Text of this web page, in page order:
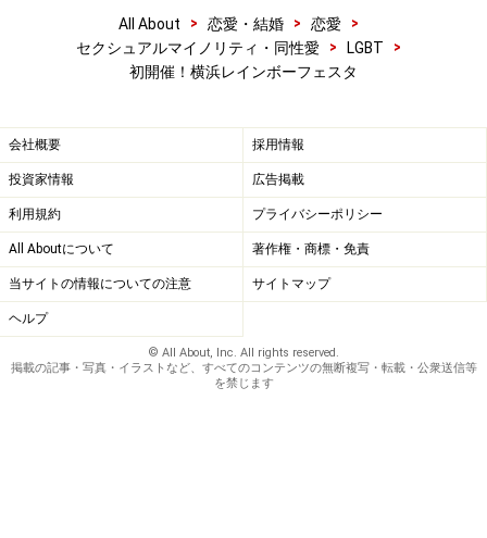
All About > 恋愛・結婚 > 恋愛
>
セクシュアルマイノリティ・同性愛
> LGBT
>
初開催！横浜レインボーフェスタ
会社概要 採用情報
投資家情報 広告掲載
利用規約 プライバシーポリシー
All Aboutについて 著作権・商標・免責
当サイトの情報についての注意 サイトマップ
ヘルプ
© All About, Inc. All rights reserved.
掲載の記事・写真・イラストなど、すべてのコンテンツの無断複写・転載・公衆送信等
を禁じます